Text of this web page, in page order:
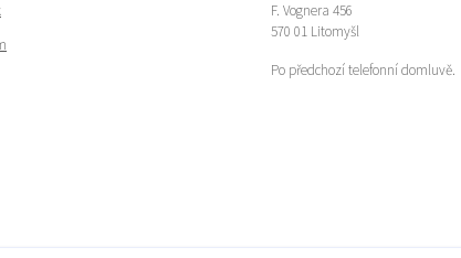
F. Vognera 456
570 01 Litomyšl
Po předchozí telefonní domluvě.